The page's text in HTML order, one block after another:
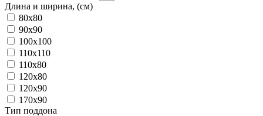
Длина и ширина, (см)
80x80
90x90
100x100
110x110
110x80
120x80
120x90
170x90
Тип поддона